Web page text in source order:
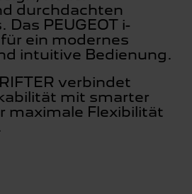
durchdachten
PEUGEOT i-
ein modernes
intuitive Bedienung.
verbindet
mit smarter
maximale Flexibilität